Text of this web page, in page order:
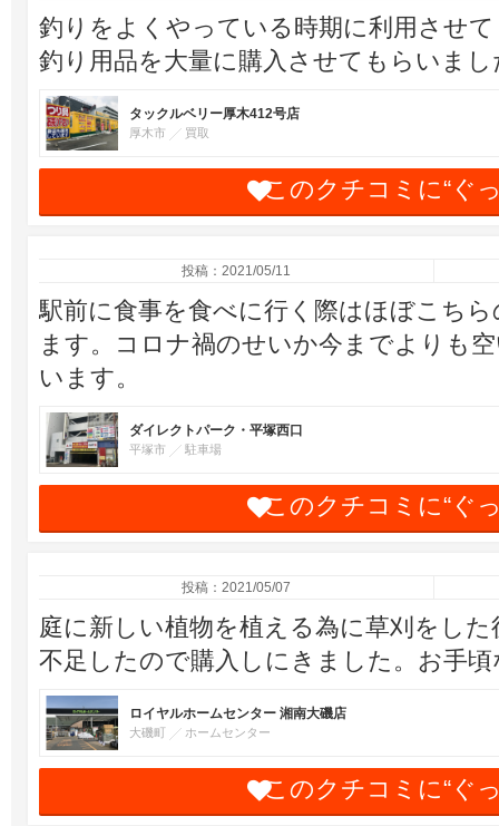
釣りをよくやっている時期に利用させ
釣り用品を大量に購入させてもらいまし
タックルベリー厚木412号店
厚木市 買取
このクチコミに“ぐ
投稿：2021/05/11
駅前に食事を食べに行く際はほぼこち
ます。コロナ禍のせいか今までよりも
います。
ダイレクトパーク・平塚西口
平塚市 駐車場
このクチコミに“ぐ
投稿：2021/05/07
庭に新しい植物を植える為に草刈をし
不足したので購入しにきました。お手
ロイヤルホームセンター 湘南大磯店
大磯町 ホームセンター
このクチコミに“ぐ